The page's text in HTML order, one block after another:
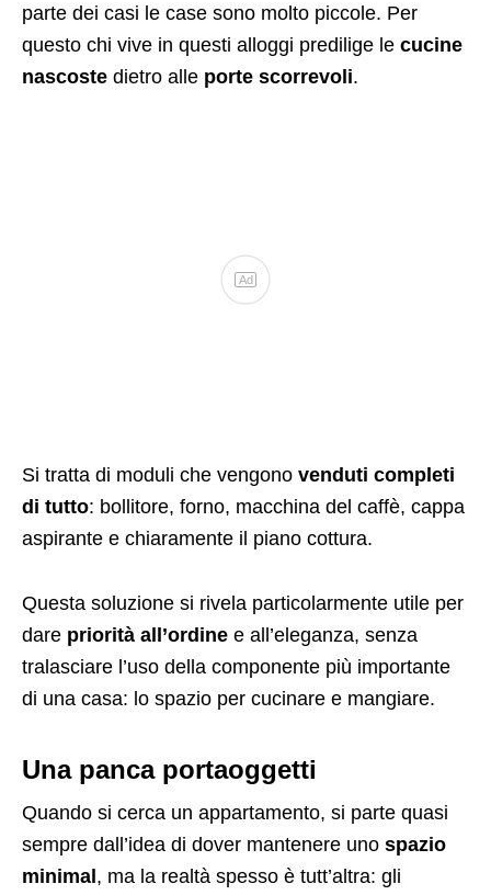
parte dei casi le case sono molto piccole. Per
questo chi vive in questi alloggi predilige le cucine
nascoste dietro alle porte scorrevoli.
Ad
Si tratta di moduli che vengono venduti completi
di tutto: bollitore, forno, macchina del caffè, cappa
aspirante e chiaramente il piano cottura.
Questa soluzione si rivela particolarmente utile per
dare priorità all’ordine e all’eleganza, senza
tralasciare l’uso della componente più importante
di una casa: lo spazio per cucinare e mangiare.
Una panca portaoggetti
Quando si cerca un appartamento, si parte quasi
sempre dall’idea di dover mantenere uno spazio
minimal, ma la realtà spesso è tutt’altra: gli